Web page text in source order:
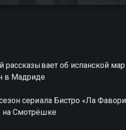
рассказывает об испанской
в Мадриде
сериала Бистро «Ла
на Смотрёшке